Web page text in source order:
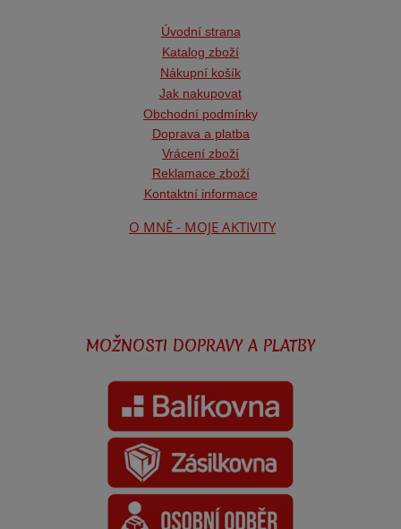
Úvodní strana
Katalog zboží
Nákupní košík
Jak nakupovat
Obchodní podmínky
Doprava a platba
Vrácení zboží
Reklamace zboží
Kontaktní informace
O MNĚ - MOJE AKTIVITY
MOŽNOSTI DOPRAVY A PLATBY